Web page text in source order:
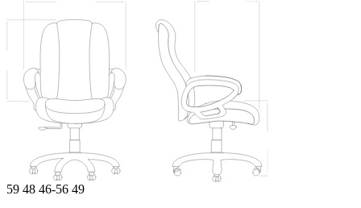
59 48 46-56 49